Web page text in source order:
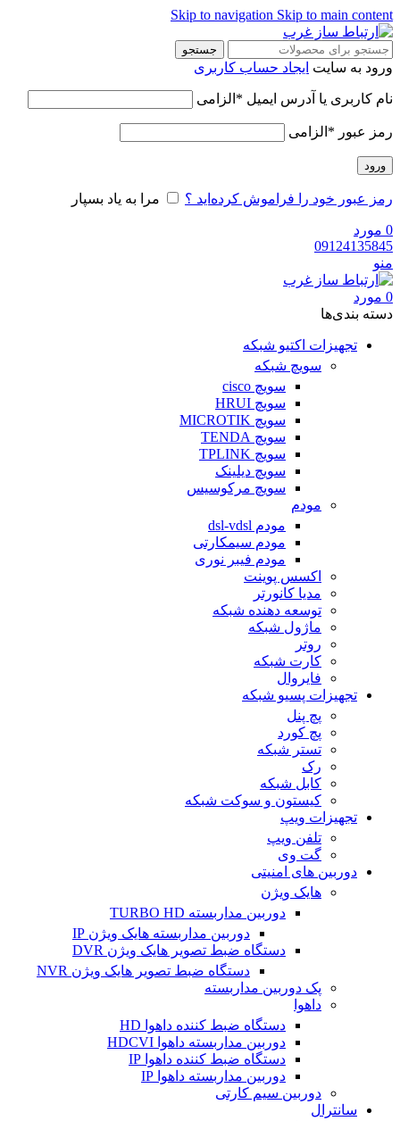
Skip to navigation Skip to main content
جستجو
ورود به سایت ایجاد حساب کاربری
نام کاربری یا آدرس ایمیل * الزامی
رمز عبور * الزامی
ورود
رمز عبور خود را فراموش کرده‌اید ؟ مرا به یاد بسپار
0 مورد
09124135845
منو
0 مورد
دسته‌ بندی‌ها
تجهیزات اکتیو شبکه
سویچ شبکه
سویچ cisco
سویچ HRUI
سویچ MICROTIK
سویچ TENDA
سویچ TPLINK
سویچ دیلینک
سویچ مرکوسیس
مودم
مودم dsl-vdsl
مودم سیمکارتی
مودم فیبر نوری
اکسس پوینت
مدیا کانورتر
توسعه دهنده شبکه
ماژول شبکه
روتر
کارت شبکه
فایروال
تجهیزات پسیو شبکه
پچ پنل
پچ کورد
تستر شبکه
رک
کابل شبکه
کیستون و سوکت شبکه
تجهیزات ویپ
تلفن ویپ
گت وی
دوربین های امنیتی
هایک ویژن
دوربین مداربسته TURBO HD
دوربین مداربسته هایک ویژن IP
دستگاه ضبط تصویر هایک ویژن DVR
دستگاه ضبط تصویر هایک ویژن NVR
پک دوربین مداربسته
داهوا
دستگاه ضبط کننده داهوا HD
دوربین مداربسته داهوا HDCVI
دستگاه ضبط کننده داهوا IP
دوربین مداربسته داهوا IP
دوربین سیم کارتی
سانترال